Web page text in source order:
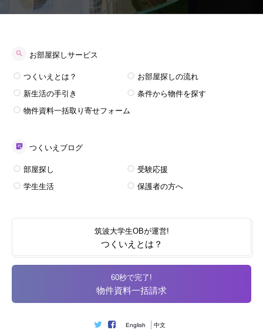
お部屋探しサービス
つくいえとは？
お部屋探しの流れ
新生活の手引き
条件から物件を探す
物件資料一括取り寄せフォーム
つくいえブログ
部屋探し
受験応援
学生生活
保護者の方へ
筑波大学生OBが運営!
つくいえとは？
60秒で完了!
物件資料一括請求
English 中文